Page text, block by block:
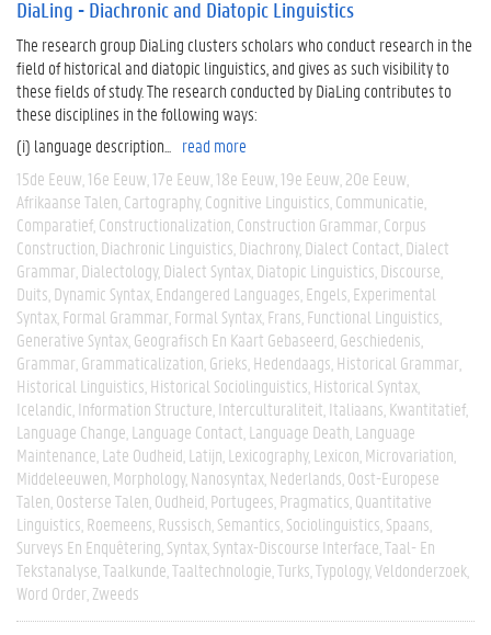
DiaLing - Diachronic and Diatopic Linguistics
The research group DiaLing clusters scholars who conduct research in the
field of historical and diatopic linguistics, and gives as such visibility to
these fields of study. The research conducted by DiaLing contributes to
these disciplines in the following ways:
(i) language description...
read more
15de Eeuw 16e Eeuw 17e Eeuw 18e Eeuw 19e Eeuw 20e Eeuw
Afrikaanse Talen Cartography Cognitive Linguistics Communicatie
Comparatief Constructionalization Construction Grammar Corpus
Construction Diachronic Linguistics Diachrony Dialect Contact Dialect
Grammar Dialectology Dialect Syntax Diatopic Linguistics Discourse
Duits Dynamic Syntax Endangered Languages Engels Experimental
Syntax Formal Grammar Formal Syntax Frans Functional Linguistics
Generative Syntax Geografisch En Kaart Gebaseerd Geschiedenis
Grammar Grammaticalization Grieks Hedendaags Historical Grammar
Historical Linguistics Historical Sociolinguistics Historical Syntax
Icelandic Information Structure Interculturaliteit Italiaans Kwantitatief
Language Change Language Contact Language Death Language
Maintenance Late Oudheid Latijn Lexicography Lexicon Microvariation
Middeleeuwen Morphology Nanosyntax Nederlands Oost-Europese
Talen Oosterse Talen Oudheid Portugees Pragmatics Quantitative
Linguistics Roemeens Russisch Semantics Sociolinguistics Spaans
Surveys En Enquêtering Syntax Syntax-Discourse Interface Taal- En
Tekstanalyse Taalkunde Taaltechnologie Turks Typology Veldonderzoek
Word Order Zweeds